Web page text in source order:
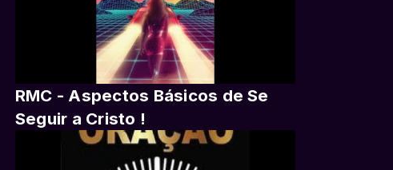
RMC - Aspectos Básicos de Se
Seguir a Cristo !